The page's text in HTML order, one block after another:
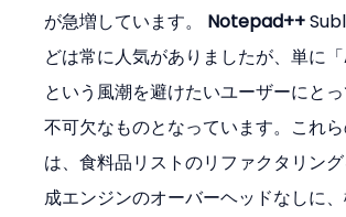
が急増しています。 Notepad++
どは常に人気がありましたが、単に「
という風潮を避けたいユーザーにと
不可欠なものとなっています。これ
は、食料品リストのリファクタリン
成エンジンのオーバーヘッドなしに